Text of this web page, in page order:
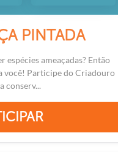
PINTADA
ameaçadas? Então
você! Participe do Criadouro
conserv...